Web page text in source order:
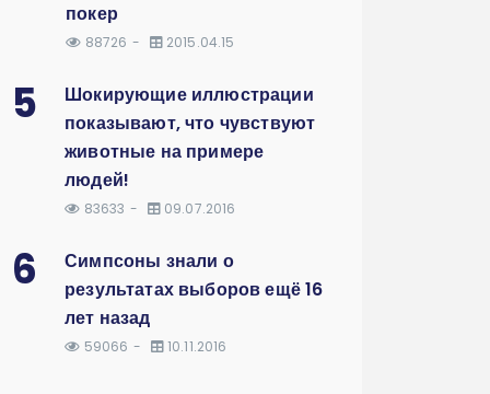
покер
88726 2015.04.15
5
Шокирующие иллюстрации
показывают, что чувствуют
животные на примере
людей!
83633 09.07.2016
6
Симпсоны знали о
результатах выборов ещё 16
лет назад
59066 10.11.2016